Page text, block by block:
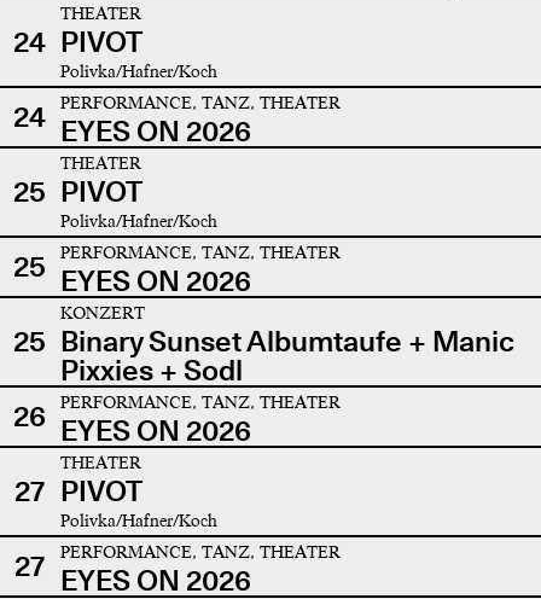
24
THEATER
PIVOT
Polivka/Hafner/Koch
24 PERFORMANCE, TANZ, THEATER
EYES ON 2026
25
THEATER
PIVOT
Polivka/Hafner/Koch
25 PERFORMANCE, TANZ, THEATER
EYES ON 2026
25
KONZERT
Binary Sunset Albumtaufe + Manic
Pixxies + Sodl
26
PERFORMANCE, TANZ, THEATER
EYES ON 2026
27
THEATER
PIVOT
Polivka/Hafner/Koch
27 PERFORMANCE, TANZ, THEATER
EYES ON 2026